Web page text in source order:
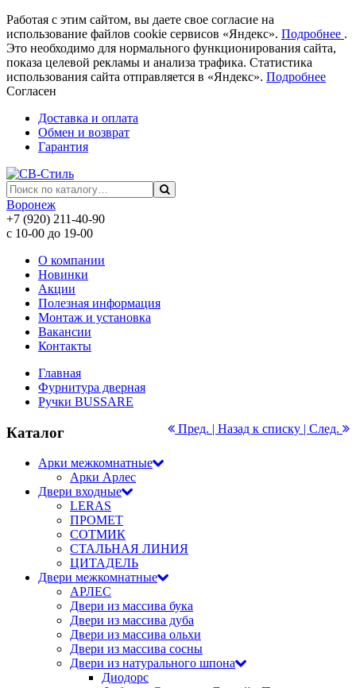
Работая с этим сайтом, вы даете свое согласие на
использование файлов cookie сервисов «Яндекс». Подробнее .
Это необходимо для нормального функционирования сайта,
показа целевой рекламы и анализа трафика. Статистика
использования сайта отправляется в «Яндекс». Подробнее
Согласен
Доставка и оплата
Обмен и возврат
Гарантия
Воронеж
+7 (920) 211-40-90
с 10-00 до 19-00
О компании
Новинки
Акции
Полезная информация
Монтаж и установка
Вакансии
Контакты
Главная
Фурнитура дверная
Ручки BUSSARE
Пред. | Назад к списку | След.
Каталог
Арки межкомнатные
Арки Арлес
Двери входные
LERAS
ПРОМЕТ
СОТМИК
СТАЛЬНАЯ ЛИНИЯ
ЦИТАДЕЛЬ
Двери межкомнатные
АРЛЕС
Двери из массива бука
Двери из массива дуба
Двери из массива ольхи
Двери из массива сосны
Двери из натурального шпона
Диодорс